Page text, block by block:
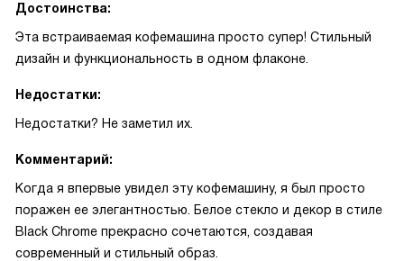
Достоинства:
Эта встраиваемая кофемашина просто супер! Стильный
дизайн и функциональность в одном флаконе.
Недостатки:
Недостатки? Не заметил их.
Комментарий:
Когда я впервые увидел эту кофемашину, я был просто
поражен ее элегантностью. Белое стекло и декор в стиле
Black Chrome прекрасно сочетаются, создавая
современный и стильный образ.